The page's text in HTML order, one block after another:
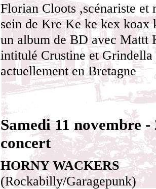
Florian Cloots ,scénariste et
sein de Kre Ke ke kex koax
un album de BD avec Mattt
intitulé Crustine et
actuellement en Bretagne
Samedi 11 novembre -
concert
HORNY WACKERS
(Rockabilly/Garagepunk)